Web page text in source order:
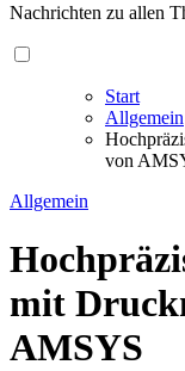
Nachrichten zu allen
Start
Allgemein
von
Allgemein
mit
AMSYS